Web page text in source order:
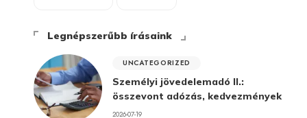
Legnépszerűbb írásaink
UNCATEGORIZED
Személyi jövedelemadó II.:
összevont adózás, kedvezmények
2026-07-19